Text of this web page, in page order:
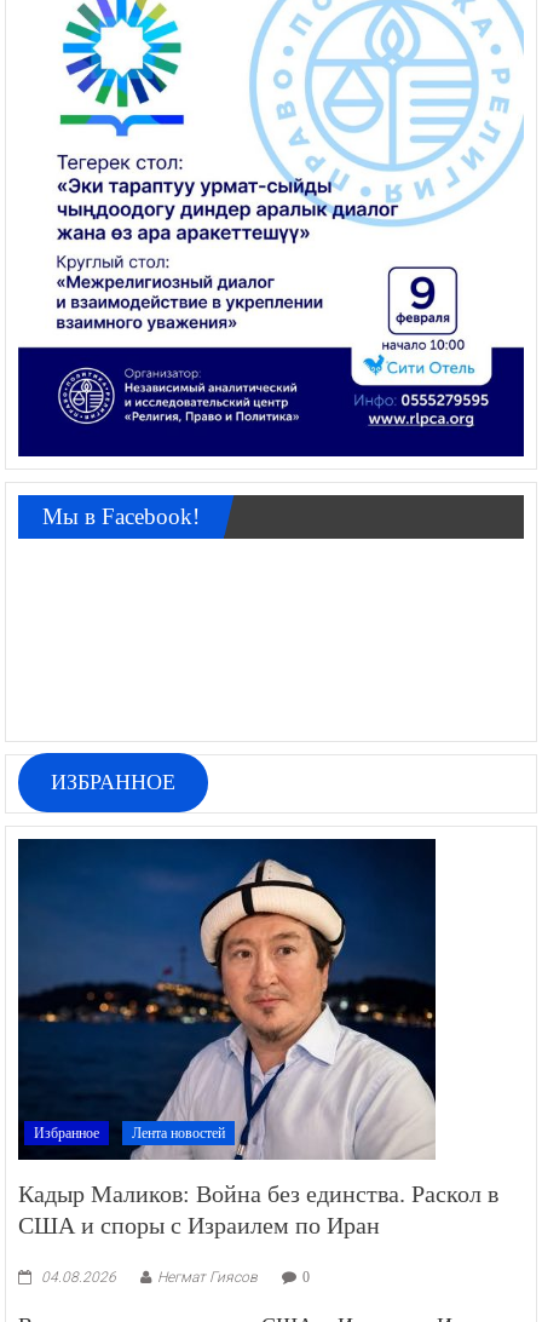
Мы в Facebook!
ИЗБРАННОЕ
Избранное Лента новостей
Кадыр Маликов: Война без единства. Раскол в
США и споры с Израилем по Иран
04.08.2026 Негмат Гиясов 0